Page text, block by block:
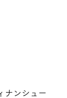
ナンシュー